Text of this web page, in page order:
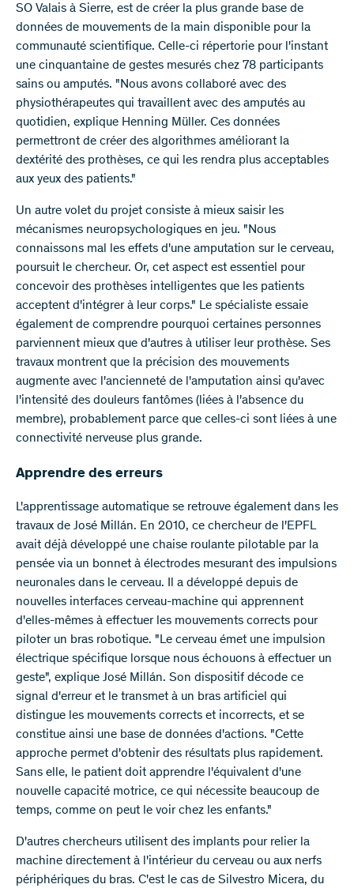
SO Valais à Sierre, est de créer la plus grande base de
données de mouvements de la main disponible pour la
communauté scientifique. Celle-ci répertorie pour l'instant
une cinquantaine de gestes mesurés chez 78 participants
sains ou amputés. "Nous avons collaboré avec des
physiothérapeutes qui travaillent avec des amputés au
quotidien, explique Henning Müller. Ces données
permettront de créer des algorithmes améliorant la
dextérité des prothèses, ce qui les rendra plus acceptables
aux yeux des patients."
Un autre volet du projet consiste à mieux saisir les
mécanismes neuropsychologiques en jeu. "Nous
connaissons mal les effets d'une amputation sur le cerveau,
poursuit le chercheur. Or, cet aspect est essentiel pour
concevoir des prothèses intelligentes que les patients
acceptent d'intégrer à leur corps." Le spécialiste essaie
également de comprendre pourquoi certaines personnes
parviennent mieux que d'autres à utiliser leur prothèse. Ses
travaux montrent que la précision des mouvements
augmente avec l'ancienneté de l'amputation ainsi qu'avec
l'intensité des douleurs fantômes (liées à l'absence du
membre), probablement parce que celles-ci sont liées à une
connectivité nerveuse plus grande.
Apprendre des erreurs
L'apprentissage automatique se retrouve également dans les
travaux de José Millán. En 2010, ce chercheur de l'EPFL
avait déjà développé une chaise roulante pilotable par la
pensée via un bonnet à électrodes mesurant des impulsions
neuronales dans le cerveau. Il a développé depuis de
nouvelles interfaces cerveau-machine qui apprennent
d'elles-mêmes à effectuer les mouvements corrects pour
piloter un bras robotique. "Le cerveau émet une impulsion
électrique spécifique lorsque nous échouons à effectuer un
geste", explique José Millán. Son dispositif décode ce
signal d'erreur et le transmet à un bras artificiel qui
distingue les mouvements corrects et incorrects, et se
constitue ainsi une base de données d'actions. "Cette
approche permet d'obtenir des résultats plus rapidement.
Sans elle, le patient doit apprendre l'équivalent d'une
nouvelle capacité motrice, ce qui nécessite beaucoup de
temps, comme on peut le voir chez les enfants."
D'autres chercheurs utilisent des implants pour relier la
machine directement à l'intérieur du cerveau ou aux nerfs
périphériques du bras. C'est le cas de Silvestro Micera, du